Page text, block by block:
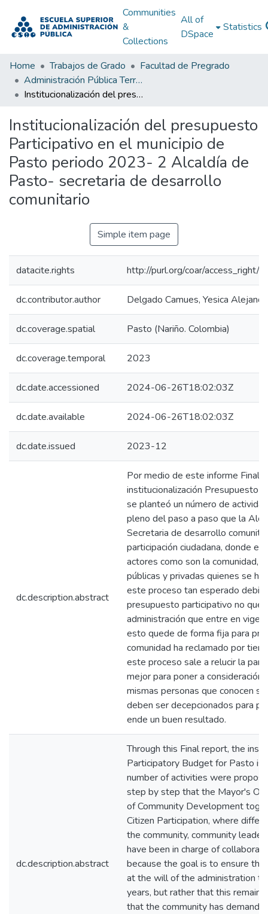
Communities
&
Collections
All of
DSpace
Statistics
Home Trabajos de Grado
Facultad de Pregrado
Administración Pública Territorial (APT)
Institucionalización del presupuesto Participativo en el municipio de Pasto periodo 2023- 2 Alcaldía de Pasto- secretaria de desarrollo comunitario
Institucionalización del presupuesto
Participativo en el municipio de
Pasto periodo 2023- 2 Alcaldía de
Pasto- secretaria de desarrollo
comunitario
Simple item page
datacite.rights http://purl.org/coar/access_right/
dc.contributor.author Delgado Camues, Yesica
dc.coverage.spatial Pasto (Nariño. Colombia)
dc.coverage.temporal 2023
dc.date.accessioned 2024-06-26T18:02:03Z
dc.date.available 2024-06-26T18:02:03Z
dc.date.issued 2023-12
dc.description.abstract
Por medio de este informe Final
institucionalización Presupuesto
se planteó un número de
pleno del paso a paso que la
Secretaria de desarrollo
participación ciudadana, donde
actores como son la comunidad,
públicas y privadas quienes se
este proceso tan esperado
presupuesto participativo no
administración que entre en
esto quede de forma fija para
comunidad ha reclamado por
este proceso sale a relucir la
mejor para poner a
mismas personas que conocen
deben ser decepcionados para
ende un buen resultado.
dc.description.abstract
Through this Final report, the
Participatory Budget for Pasto is
number of activities were
step by step that the Mayor's
of Community Development
Citizen Participation, where
the community, community
have been in charge of
because the goal is to ensure
at the will of the administration
years, but rather that this
that the community has